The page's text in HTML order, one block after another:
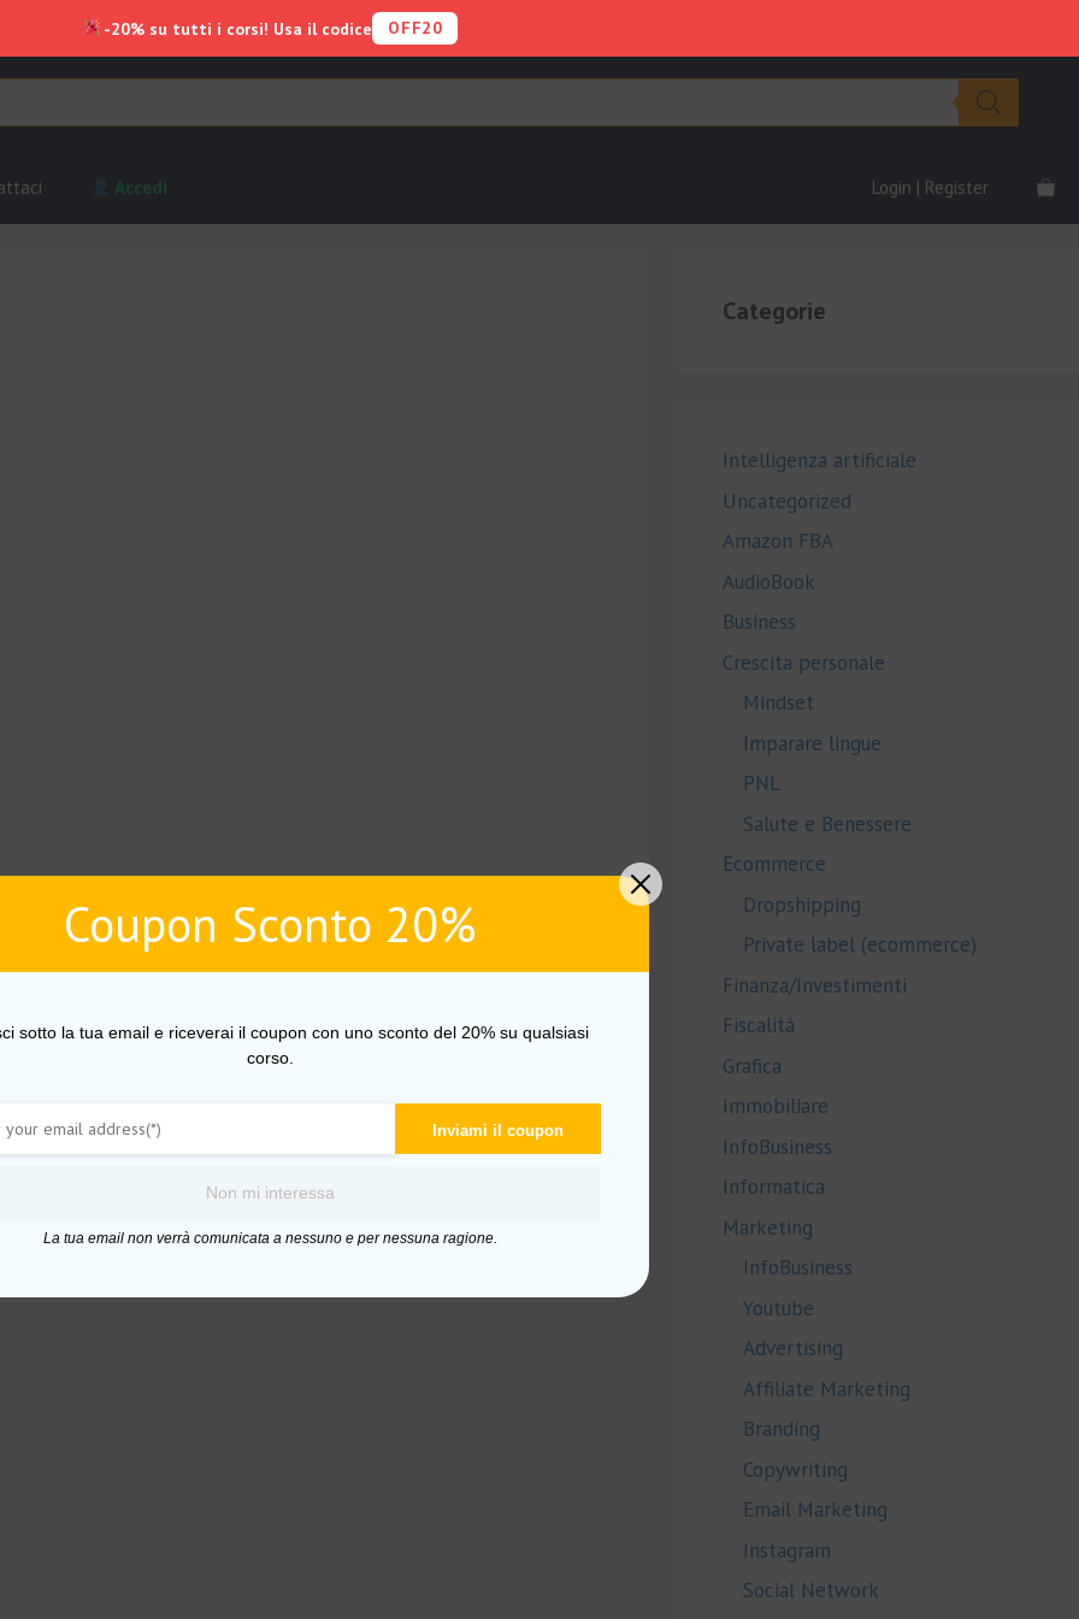
Accedi Login | Register
Categorie
Intelligenza artificiale
Uncategorized
Amazon FBA
AudioBook
Business
Crescita personale
Mindset
Imparare lingue
PNL
Salute e Benessere
Ecommerce
Dropshipping
Private label (ecommerce)
Finanza/Investimenti
Fiscalità
Grafica
Immobiliare
InfoBusiness
Informatica
Marketing
InfoBusiness
Youtube
Advertising
Affiliate Marketing
Branding
Copywriting
Email Marketing
Instagram
Social Network
Coupon Sconto 20%
sotto la tua email e riceverai il coupon con uno sconto del 20% su qualsiasi
corso.
Inviami il coupon
Non mi interessa
La tua email non verrà comunicata a nessuno e per nessuna ragione.
-20% su tutti i corsi! Usa il codice OFF20